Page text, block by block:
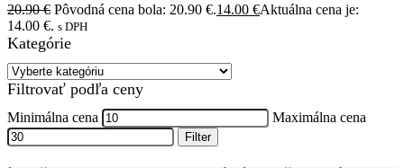
20.90€ Pôvodná cena bola: 20.90 €.14.00 €Aktuálna cena je:
14.00 €. s DPH
Kategórie
Filtrovať podľa ceny
Minimálna cena Maximálna cena
Filter
VÝROBA HODVÁBNYCH ŠATIEK
ZÁKAZKOVÁ VÝROBA